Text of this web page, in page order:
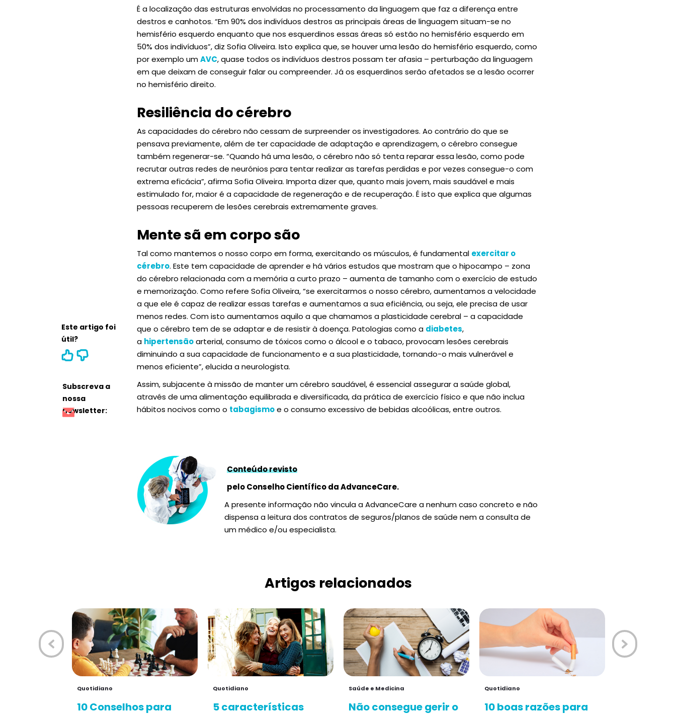
É a localização das estruturas envolvidas no processamento da linguagem que faz a diferença entre
destros e canhotos. “Em 90% dos indivíduos destros as principais áreas de linguagem situam-se no
hemisfério esquerdo enquanto que nos esquerdinos essas áreas só estão no hemisfério esquerdo em
50% dos indivíduos”, diz Sofia Oliveira. Isto explica que, se houver uma lesão do hemisfério esquerdo, como
por exemplo umAVC, quase todos os indivíduos destros possam ter afasia – perturbação da linguagem
em que deixam de conseguir falar ou compreender. Já os esquerdinos serão afetados se a lesão ocorrer
no hemisfério direito.
Resiliência do cérebro
As capacidades do cérebro não cessam de surpreender os investigadores. Ao contrário do que se
pensava previamente, além de ter capacidade de adaptação e aprendizagem, o cérebro consegue
também regenerar-se. “Quando há uma lesão, o cérebro não só tenta reparar essa lesão, como pode
recrutar outras redes de neurónios para tentar realizar as tarefas perdidas e por vezes consegue-o com
extrema eficácia”, afirma Sofia Oliveira. Importa dizer que, quanto mais jovem, mais saudável e mais
estimulado for, maior é a capacidade de regeneração e de recuperação. É isto que explica que algumas
pessoas recuperem de lesões cerebrais extremamente graves.
Mente sã em corpo são
Tal como mantemos o nosso corpo em forma, exercitando os músculos, é fundamental exercitar o
cérebro. Este tem capacidade de aprender e há vários estudos que mostram que o hipocampo – zona
do cérebro relacionada com a memória a curto prazo – aumenta de tamanho com o exercício de estudo
e memorização. Como refere Sofia Oliveira, “se exercitarmos o nosso cérebro, aumentamos a velocidade
a que ele é capaz de realizar essas tarefas e aumentamos a sua eficiência, ou seja, ele precisa de usar
menos redes. Com isto aumentamos aquilo a que chamamos a plasticidade cerebral – a capacidade
que o cérebro tem de se adaptar e de resistir à doença. Patologias como a diabetes,
a hipertensãoarterial, consumo de tóxicos como o álcool e o tabaco, provocam lesões cerebrais
diminuindo a sua capacidade de funcionamento e a sua plasticidade, tornando-o mais vulnerável e
menos eficiente”, elucida a neurologista.
Assim, subjacente à missão de manter um cérebro saudável, é essencial assegurar a saúde global,
através de uma alimentação equilibrada e diversificada, da prática de exercício físico e que não inclua
hábitos nocivos como o tabagismoe o consumo excessivo de bebidas alcoólicas, entre outros.
Este artigo foi
útil?
Subscreva a
nossa
newsletter:
Conteúdo revisto
pelo Conselho Científico da AdvanceCare.
A presente informação não vincula a AdvanceCare a nenhum caso concreto e não
dispensa a leitura dos contratos de seguros/planos de saúde nem a consulta de
um médico e/ou especialista.
Artigos relacionados
Quotidiano
10 Conselhos para
Quotidiano
5 características
Saúde e Medicina
Não consegue gerir o
Quotidiano
10 boas razões para